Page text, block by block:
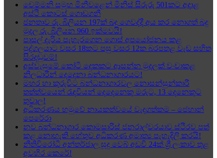
චෙම්මනි සමූහ මිනීවළෙන් මිනිස් සිරුරු 501කට අදාළ
අස්ථි කොටස් ගොඩගනී
ජනතාව රු. බිලියන 197ක් බදු ගෙවද්දී අය කර නොගත් බදු
මුදල රු. බිලියන 960 ඉක්මවයි!
පාසල් දැරිය පැහැරගෙන ගොස් අපයෝජනය කළ
පුද්ගලයාට වසර 18කට පසු වසර 12ක බරපතළ වැඩ සහිත
සිරදඬුවම්!
අස්වැසුමේ කෝටි දෙකකට ආසන්න මුදලක් වංචාකළ
නිලධාරීන් දෙදෙනා බන්ධනාගාරයට!
මහර හා කුරුවිට බන්ධනාගාරවල නොසන්සුන්කාරී
තත්ත්වයෙන් රැඳවියන් දෙදෙනෙකු මරුට, 13 දෙනෙකුට
තුවාල!
අධිකරණය හමුවේ නායකත්වයේ වැදගත්කම – ජෙහාන්
පෙරේරා
නව බන්ධනාගාර කොමසාරිස් ජනරාල්වරයාව ස්ථිරව පත්
කළ නොහැකි හේතුව අධිකරණ අමාත්‍ය පැහැදිලි කරයි!
නීතිවිරෝධී අන්තර්ජාල සූදු වෙබ් අඩවි 24ක් ශ්‍රී ලංකාව තුළ
අවහිර කෙරේ!